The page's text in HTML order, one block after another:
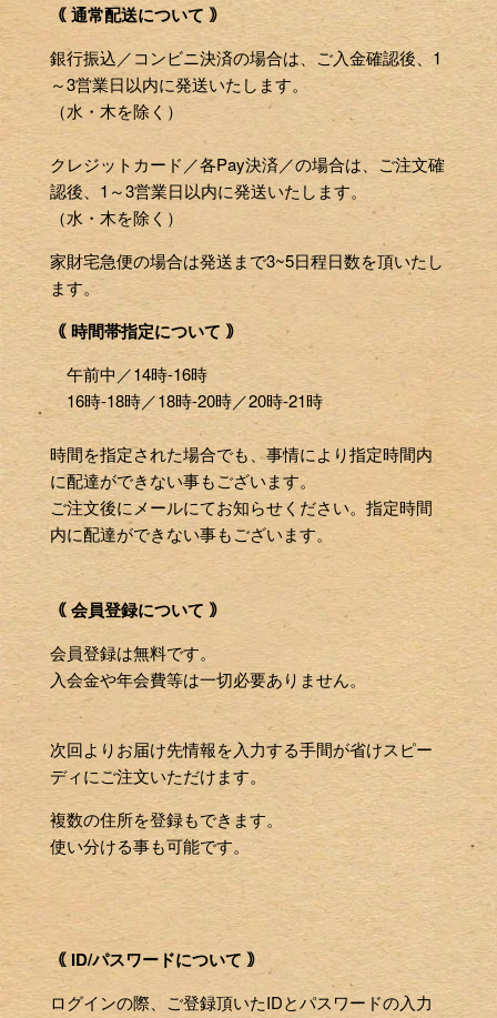
｟ 通常配送について ｠
銀行振込／コンビニ決済の場合は、ご入金確認後、1
～3営業日以内に発送いたします。
（水・木を除く）
クレジットカード／各Pay決済／の場合は、ご注文確
認後、1～3営業日以内に発送いたします。
（水・木を除く）
家財宅急便の場合は発送まで3~5日程日数を頂いたし
ます。
｟ 時間帯指定について ｠
午前中／14時-16時
16時-18時／18時-20時／20時-21時
時間を指定された場合でも、事情により指定時間内
に配達ができない事もございます。
ご注文後にメールにてお知らせください。指定時間
内に配達ができない事もございます。
｟ 会員登録について ｠
会員登録は無料です。
入会金や年会費等は一切必要ありません。
次回よりお届け先情報を入力する手間が省けスピー
ディにご注文いただけます。
複数の住所を登録もできます。
使い分ける事も可能です。
｟ ID/パスワードについて ｠
ログインの際、ご登録頂いたIDとパスワードの入力